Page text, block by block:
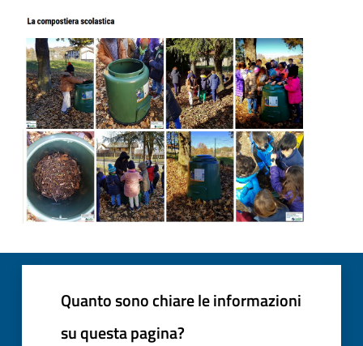
Quanto sono chiare le informazioni
su questa pagina?